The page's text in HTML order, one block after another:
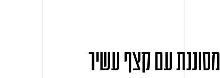
עם קצף עשיר